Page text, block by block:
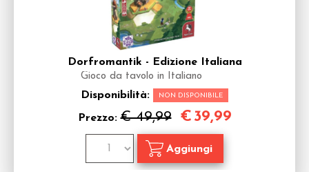
Dorfromantik - Edizione Italiana
Gioco da tavolo in Italiano
Disponibilità: NON DISPONIBILE
Prezzo:€ 49,99 € 39,99